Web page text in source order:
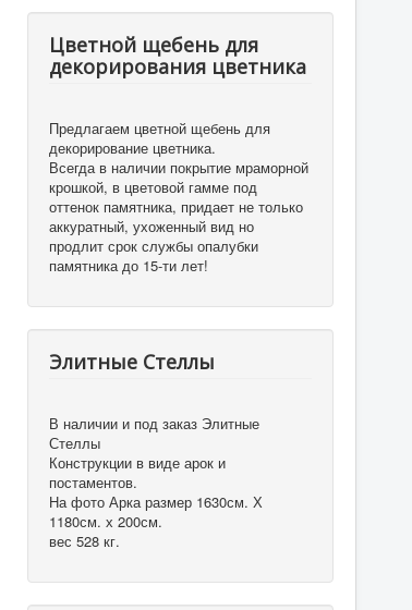
Цветной щебень для
декорирования цветника
Предлагаем цветной щебень для
декорирование цветника.
Всегда в наличии покрытие мраморной
крошкой, в цветовой гамме под
оттенок памятника, придает не только
аккуратный, ухоженный вид но
продлит срок службы опалубки
памятника до 15-ти лет!
Элитные Стеллы
В наличии и под заказ Элитные
Стеллы
Конструкции в виде арок и
постаментов.
На фото Арка размер 1630см. Х
1180см. х 200см.
вес 528 кг.